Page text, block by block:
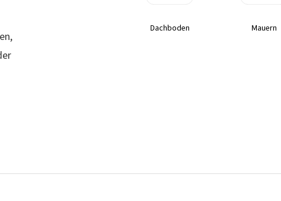
Dachboden Mauern